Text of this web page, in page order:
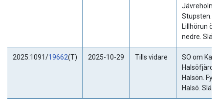
Stupsten.
Lillhörun
nedre.
2025:1091/19662(T) 2025-10-29 Tills vidare
SO om
Halsön.
Halsö.